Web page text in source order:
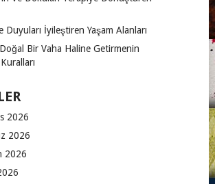
Duyuları İyileştiren Yaşam Alanları
Bir Vaha Haline Getirmenin
2026
2026
2026